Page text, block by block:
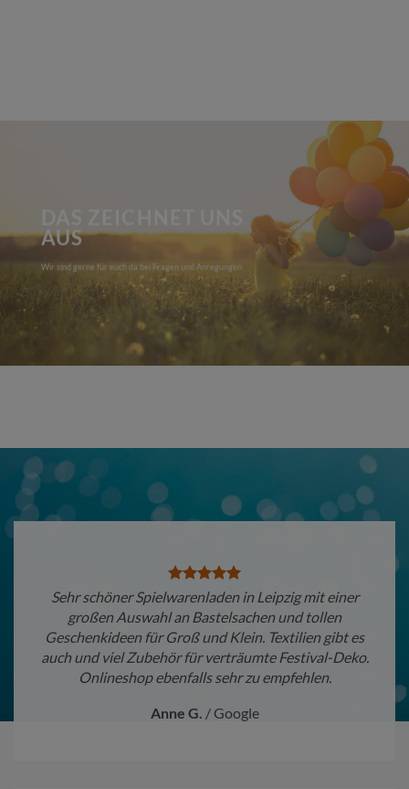
AUS
Wir sind gerne für euch da bei Fragen und Anregungen.
Sehr schöner Spielwarenladen in Leipzig mit einer
großen Auswahl an Bastelsachen und tollen
Geschenkideen für Groß und Klein. Textilien gibt es
auch und viel Zubehör für verträumte Festival-Deko.
Onlineshop ebenfalls sehr zu empfehlen.
Anne G. / Google